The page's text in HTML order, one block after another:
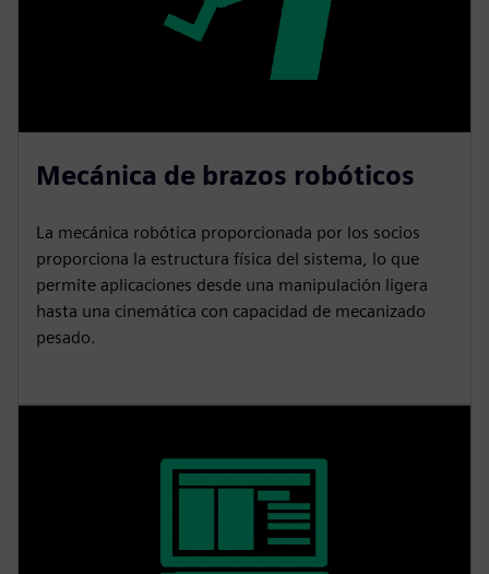
Mecánica de brazos robóticos
La mecánica robótica proporcionada por los socios
proporciona la estructura física del sistema, lo que
permite aplicaciones desde una manipulación ligera
hasta una cinemática con capacidad de mecanizado
pesado.